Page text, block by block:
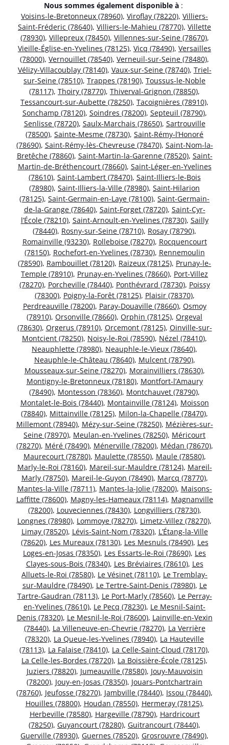
Nous sommes également disponible à :
Voisins-le-Bretonneux (78960), Viroflay (78220), Villiers-
Saint-Fréderic (78640), Villiers-le-Mahieu (78770), Villette
(78930), Villepreux (78450), Villennes-sur-Seine (78670),
Vieille-Église-en-Yvelines (78125), Vicq (78490), Versailles
(78000), Vernouillet (78540), Verneuil-sur-Seine (78480),
Vélizy-Villacoublay (78140), Vaux-sur-Seine (78740), Triel-
sur-Seine (78510), Trappes (78190), Toussus-le-Noble
(78117), Thoiry (78770), Thiverval-Grignon (78850),
Tessancourt-sur-Aubette (78250), Tacoignières (78910),
Sonchamp (78120), Soindres (78200), Septeuil (78790),
Senlisse (78720), Saulx-Marchais (78650), Sartrouville
(78500), Sainte-Mesme (78730), Saint-Rémy-l’Honoré
(78690), Saint-Rémy-lès-Chevreuse (78470), Saint-Nom-la-
Bretêche (78860), Saint-Martin-la-Garenne (78520), Saint-
Martin-de-Bréthencourt (78660), Saint-Léger-en-Yvelines
(78610), Saint-Lambert (78470), Saint-Illiers-le-Bois
(78980), Saint-Illiers-la-Ville (78980), Saint-Hilarion
(78125), Saint-Germain-en-Laye (78100), Saint-Germain-
de-la-Grange (78640), Saint-Forget (78720), Saint-Cyr-
l’École (78210), Saint-Arnoult-en-Yvelines (78730), Sailly
(78440), Rosny-sur-Seine (78710), Rosay (78790),
Romainville (93230), Rolleboise (78270), Rocquencourt
(78150), Rochefort-en-Yvelines (78730), Rennemoulin
(78590), Rambouillet (78120), Raizeux (78125), Prunay-le-
Temple (78910), Prunay-en-Yvelines (78660), Port-Villez
(78270), Porcheville (78440), Ponthévrard (78730), Poissy
(78300), Poigny-la-Forêt (78125), Plaisir (78370),
Perdreauville (78200), Paray-Douaville (78660), Osmoy
(78910), Orsonville (78660), Orphin (78125), Orgeval
(78630), Orgerus (78910), Orcemont (78125), Oinville-sur-
Montcient (78250), Noisy-le-Roi (78590), Nézel (78410),
Neauphlette (78980), Neauphle-le-Vieux (78640),
Neauphle-le-Château (78640), Mulcent (78790),
Mousseaux-sur-Seine (78270), Morainvilliers (78630),
Montigny-le-Bretonneux (78180), Montfort-l’Amaury
(78490), Montesson (78360), Montchauvet (78790),
Montalet-le-Bois (78440), Montainville (78124), Moisson
(78840), Mittainville (78125), Milon-la-Chapelle (78470),
Millemont (78940), Mézy-sur-Seine (78250), Mézières-sur-
Seine (78970), Meulan-en-Yvelines (78250), Méricourt
(78270), Méré (78490), Ménerville (78200), Médan (78670),
Maurecourt (78780), Maulette (78550), Maule (78580),
Marly-le-Roi (78160), Mareil-sur-Mauldre (78124), Mareil-
Marly (78750), Mareil-le-Guyon (78490), Marcq (78770),
Mantes-la-Ville (78711), Mantes-la-Jolie (78200), Maisons-
Laffitte (78600), Magny-les-Hameaux (78114), Magnanville
(78200), Louveciennes (78430), Longvilliers (78730),
Longnes (78980), Lommoye (78270), Limetz-Villez (78270),
Limay (78520), Lévis-Saint-Nom (78320), L’Étang-la-Ville
(78620), Les Mureaux (78130), Les Mesnuls (78490), Les
Loges-en-Josas (78350), Les Essarts-le-Roi (78690), Les
Clayes-sous-Bois (78340), Les Bréviaires (78610), Les
Alluets-le-Roi (78580), Le Vésinet (78110), Le Tremblay-
sur-Mauldre (78490), Le Tertre-Saint-Denis (78980), Le
Tartre-Gaudran (78113), Le Port-Marly (78560), Le Perray-
en-Yvelines (78610), Le Pecq (78230), Le Mesnil-Saint-
Denis (78320), Le Mesnil-le-Roi (78600), Lainville-en-Vexin
(78440), La Villeneuve-en-Chevrie (78270), La Verrière
(78320), La Queue-les-Yvelines (78940), La Hauteville
(78113), La Falaise (78410), La Celle-Saint-Cloud (78170),
La Celle-les-Bordes (78720), La Boissière-École (78125),
Juziers (78820), Jumeauville (78580), Jouy-Mauvoisin
(78200), Jouy-en-Josas (78350), Jouars-Pontchartrain
(78760), Jeufosse (78270), Jambville (78440), Issou (78440),
Houilles (78800), Houdan (78550), Hermeray (78125),
Herbeville (78580), Hargeville (78790), Hardricourt
(78250), Guyancourt (78280), Guitrancourt (78440),
Guerville (78930), Guernes (78520), Grosrouvre (78490),